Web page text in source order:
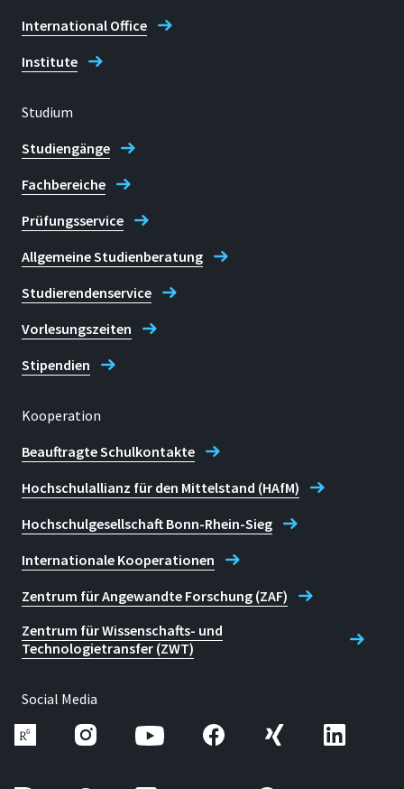
Zentrum für Wissenschafts- und
Technologietransfer (ZWT)
International Office
Institute
Studium
Studiengänge
Fachbereiche
Prüfungsservice
Allgemeine Studienberatung
Studierendenservice
Vorlesungszeiten
Stipendien
Kooperation
Beauftragte Schulkontakte
Hochschulallianz für den Mittelstand (HAfM)
Hochschulgesellschaft Bonn-Rhein-Sieg
Internationale Kooperationen
Zentrum für Angewandte Forschung (ZAF)
Zentrum für Wissenschafts- und
Technologietransfer (ZWT)
Social Media